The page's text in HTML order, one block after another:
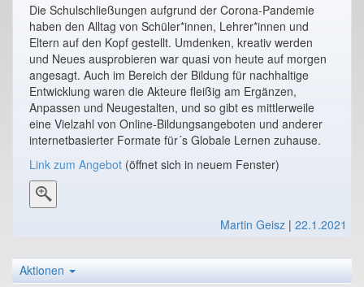
Die Schulschließungen aufgrund der Corona-Pandemie
haben den Alltag von Schüler*innen, Lehrer*innen und
Eltern auf den Kopf gestellt. Umdenken, kreativ werden
und Neues ausprobieren war quasi von heute auf morgen
angesagt. Auch im Bereich der Bildung für nachhaltige
Entwicklung waren die Akteure fleißig am Ergänzen,
Anpassen und Neugestalten, und so gibt es mittlerweile
eine Vielzahl von Online-Bildungsangeboten und anderer
internetbasierter Formate für´s Globale Lernen zuhause.
Link zum Angebot (öffnet sich in neuem Fenster)
Martin Geisz | 22.1.2021
Aktionen